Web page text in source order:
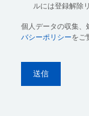
ルには登録解除
個人データの収集、
バシーポリシーをご